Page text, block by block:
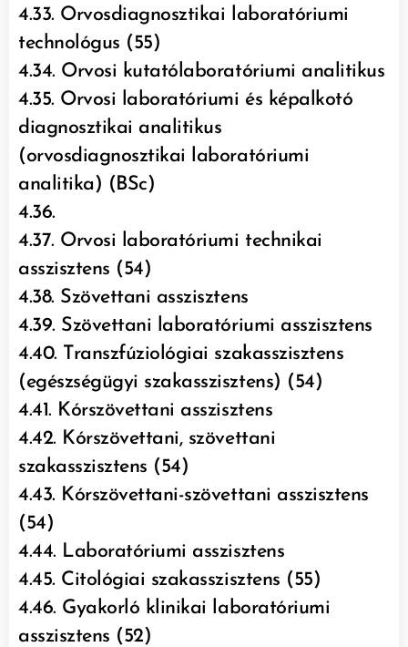
4.33. Orvosdiagnosztikai laboratóriumi
technológus (55)
4.34. Orvosi kutatólaboratóriumi analitikus
4.35. Orvosi laboratóriumi és képalkotó
diagnosztikai analitikus
(orvosdiagnosztikai laboratóriumi
analitika) (BSc)
4.36.
4.37. Orvosi laboratóriumi technikai
asszisztens (54)
4.38. Szövettani asszisztens
4.39. Szövettani laboratóriumi asszisztens
4.40. Transzfúziológiai szakasszisztens
(egészségügyi szakasszisztens) (54)
4.41. Kórszövettani asszisztens
4.42. Kórszövettani, szövettani
szakasszisztens (54)
4.43. Kórszövettani-szövettani asszisztens
(54)
4.44. Laboratóriumi asszisztens
4.45. Citológiai szakasszisztens (55)
4.46. Gyakorló klinikai laboratóriumi
asszisztens (52)